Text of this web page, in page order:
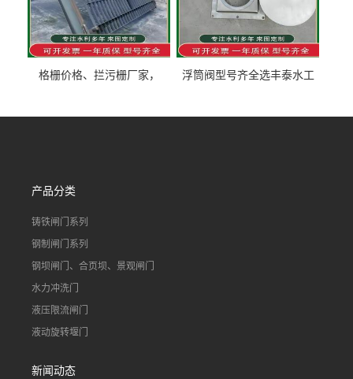
格栅价格、拦污栅厂家，
浮筒阀型号齐全选丰泰水工
道水库电站污水处理钢制闸
产品分类
铸铁闸门系列
钢制闸门系列
钢坝闸门、合页坝、景观闸门
水力冲洗门
液压限流闸门
液动旋转堰门
新闻动态